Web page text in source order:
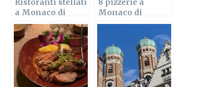
Ristoranti stellati
a Monaco di
Baviera 2026:
quanti e quali
sono?
8 pizzerie a
Monaco di
Baviera da